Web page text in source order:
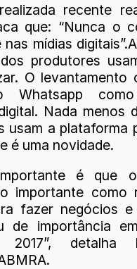
recente
que: “Nunca o
mídias
produtores
O levantamento
Whatsapp
Nada menos
usam a plataforma
é uma novidade.
é que
importante como
fazer negócios e
de importância
detalha